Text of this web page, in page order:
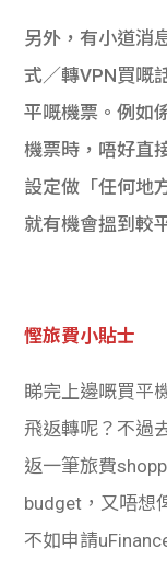
另外，有小道消
式／轉VPN買嘅
平嘅機票。例如
機票時，唔好直
設定做「任何地
就有機會搵到較
慳旅費小貼士
睇完上邊嘅買平
飛返轉呢？不過
返一筆旅費
budget， 又唔想
不如申請